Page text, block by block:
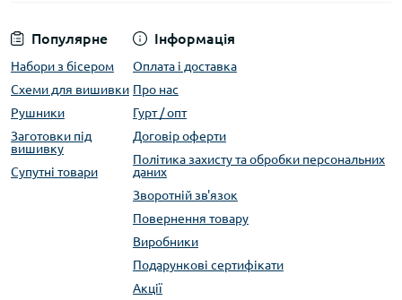
Популярне
Набори з бісером
Схеми для вишивки
Рушники
Заготовки під
вишивку
Супутні товари
Інформація
Оплата і доставка
Про нас
Гурт / опт
Договір оферти
Політика захисту та обробки персональних
даних
Зворотній зв'язок
Повернення товару
Виробники
Подарункові сертифікати
Акції